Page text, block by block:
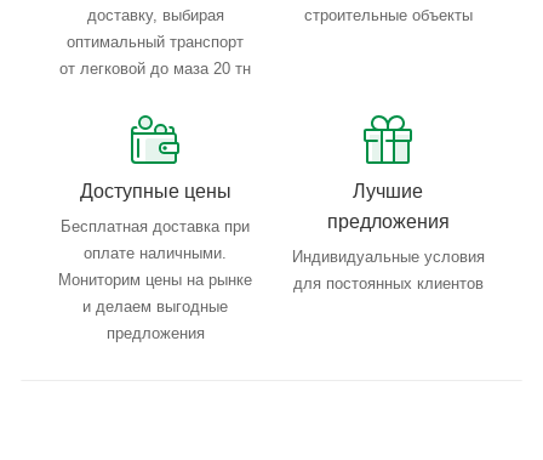
доставку, выбирая
оптимальный транспорт
от легковой до маза 20 тн
строительные объекты
Доступные цены
Бесплатная доставка при
оплате наличными.
Мониторим цены на рынке
и делаем выгодные
предложения
Лучшие
предложения
Индивидуальные условия
для постоянных клиентов